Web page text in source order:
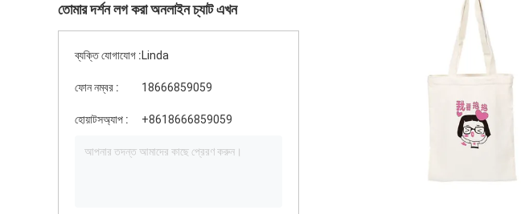
তোমার দর্শন লগ করা অনলাইন চ্যাট এখন
ব্যক্তি যোগাযোগ :Linda
ফোন নম্বর : 18666859059
হোয়াটসঅ্যাপ : +8618666859059